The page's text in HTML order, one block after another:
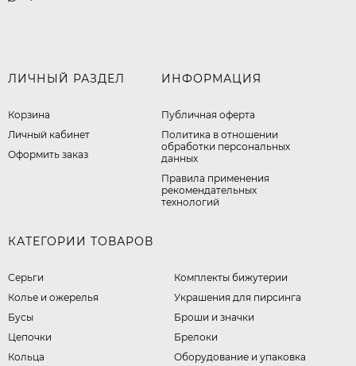
ЛИЧНЫЙ РАЗДЕЛ
Корзина
Личный кабинет
Оформить заказ
ИНФОРМАЦИЯ
Публичная оферта
​Политика в отношении
обработки персональных
данных
Правила применения
рекомендательных
технологий
КАТЕГОРИИ ТОВАРОВ
Серьги
Колье и ожерелья
Бусы
Цепочки
Кольца
Комплекты бижутерии
Украшения для пирсинга
Броши и значки
Брелоки
Оборудование и упаковка